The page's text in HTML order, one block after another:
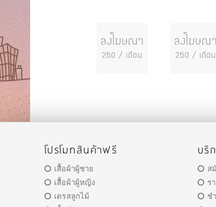
โปรโมทสินค้าฟรี
เสื้อผ้าผู้ชาย
เสื้อผ้าผู้หญิง
เดรสลูกไม้
บริ
ส
ร
ช